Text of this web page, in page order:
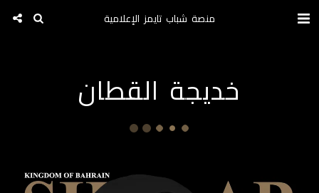
منصة شباب تايمز الإعلامية
خديجة القطان